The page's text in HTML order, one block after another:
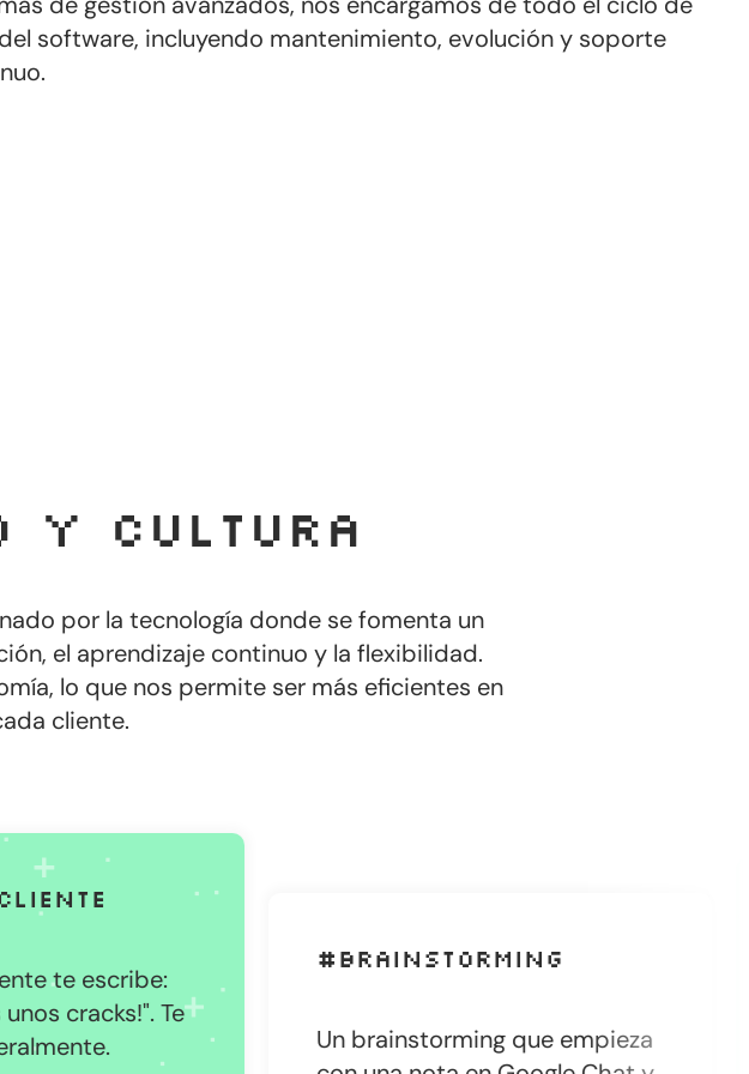
software, incluyendo mantenimiento, evolución y soporte
y cultura
por la tecnología donde se fomenta un
el aprendizaje continuo y la flexibilidad.
lo que nos permite ser más eficientes en
cliente.
escribe:
cracks!". Te
#Brainstorming
Un brainstorming que empieza